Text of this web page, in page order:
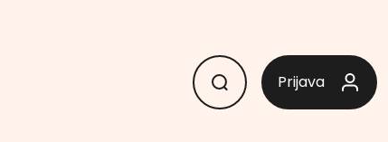
Prijava